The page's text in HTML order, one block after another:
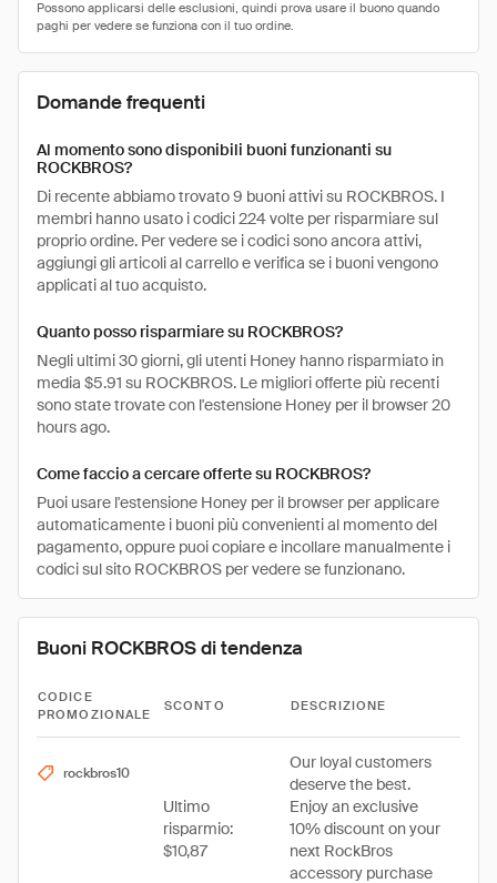
Domande frequenti
Al momento sono disponibili buoni funzionanti su
ROCKBROS?
Di recente abbiamo trovato 9 buoni attivi su ROCKBROS. I
membri hanno usato i codici 224 volte per risparmiare sul
proprio ordine. Per vedere se i codici sono ancora attivi,
aggiungi gli articoli al carrello e verifica se i buoni vengono
applicati al tuo acquisto.
Quanto posso risparmiare su ROCKBROS?
Negli ultimi 30 giorni, gli utenti Honey hanno risparmiato in
media $5.91 su ROCKBROS. Le migliori offerte più recenti
sono state trovate con l'estensione Honey per il browser 20
hours ago.
Come faccio a cercare offerte su ROCKBROS?
Puoi usare l'estensione Honey per il browser per applicare
automaticamente i buoni più convenienti al momento del
pagamento, oppure puoi copiare e incollare manualmente i
codici sul sito ROCKBROS per vedere se funzionano.
Buoni ROCKBROS di tendenza
CODICE
PROMOZIONALE
SCONTO DESCRIZIONE
rockbros10
Ultimo
risparmio:
$10,87
Our loyal customers
deserve the best.
Enjoy an exclusive
10% discount on your
next RockBros
accessory purchase